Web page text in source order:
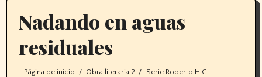
Nadando en aguas
residuales
Página de inicio Obra literaria 2
Serie Roberto H.C.